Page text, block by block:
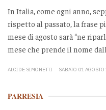
In Italia, come ogni anno,
rispetto al passato, la frase
mese di agosto sarà “ne
mese che prende il nome
ALCIDE SIMONETTI SABATO 01
PARRESIA